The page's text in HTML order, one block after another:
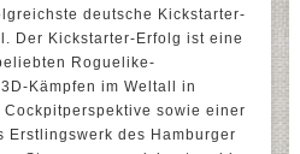
deutsche Kickstarter-
Der Kickstarter-Erfolg ist eine
Roguelike-
Kämpfen im Weltall in
sowie einer
Erstlingswerk des Hamburger